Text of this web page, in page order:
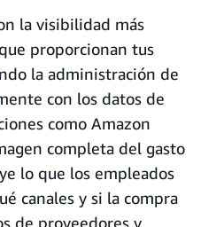
la visibilidad más
proporcionan tus
la administración de
con los datos de
como Amazon
completa del gasto
lo que los empleados
canales y si la compra
de proveedores y